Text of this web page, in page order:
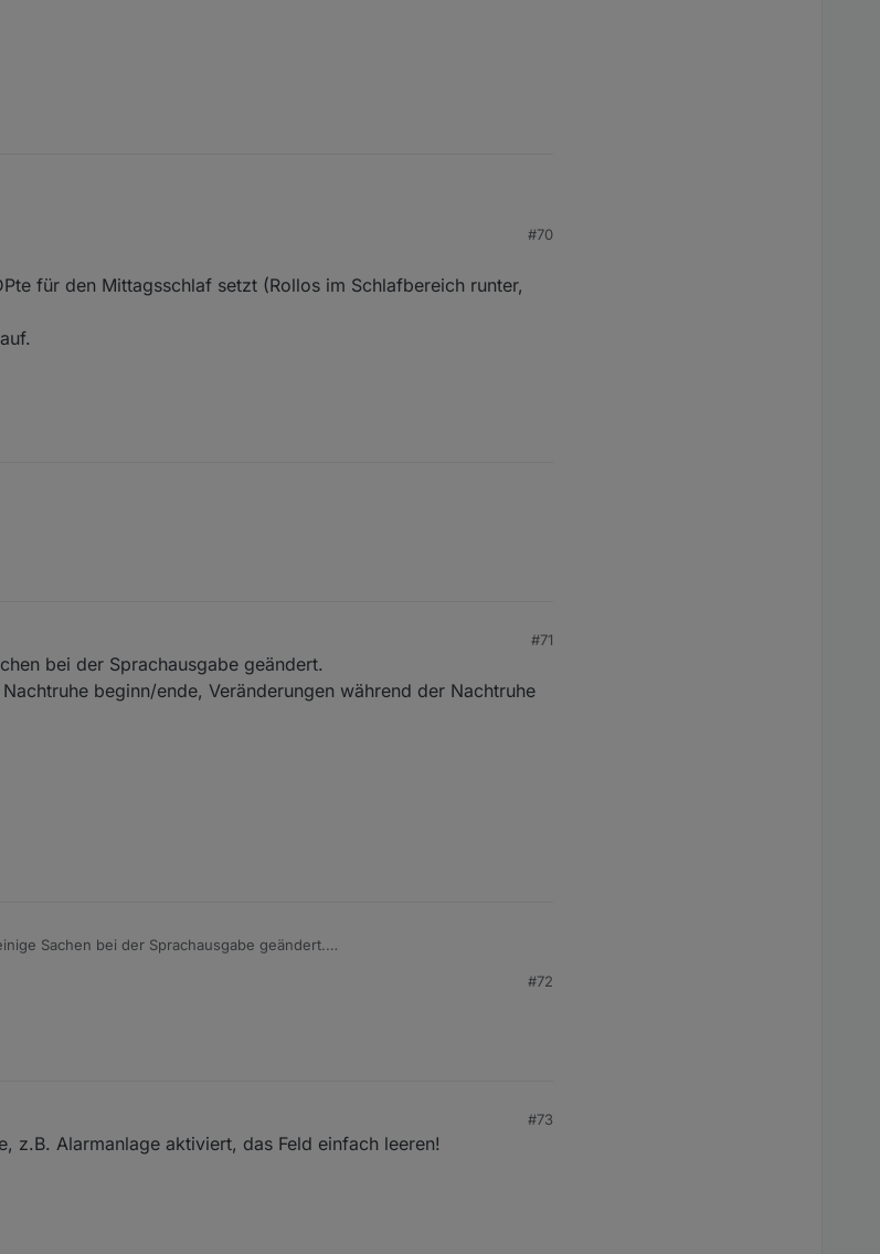
genau deinen Wünschen entsprechen,
#70
für den Mittagsschlaf setzt (Rollos im Schlafbereich runter,
#71
bei der Sprachausgabe geändert.
beginn/ende, Veränderungen während der Nachtruhe
Sachen bei der Sprachausgabe geändert.
#72
#73
z.B. Alarmanlage aktiviert, das Feld einfach leeren!